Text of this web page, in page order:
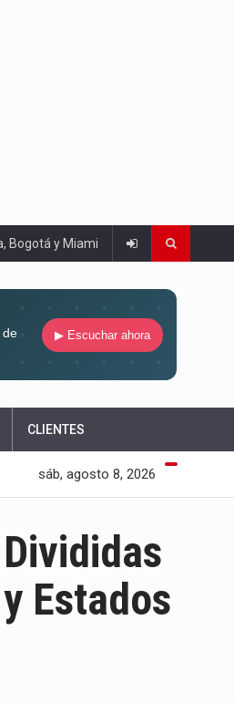
Bogotá y Miami
de
▶ Escuchar ahora
CLIENTES
sáb, agosto 8, 2026
Estados